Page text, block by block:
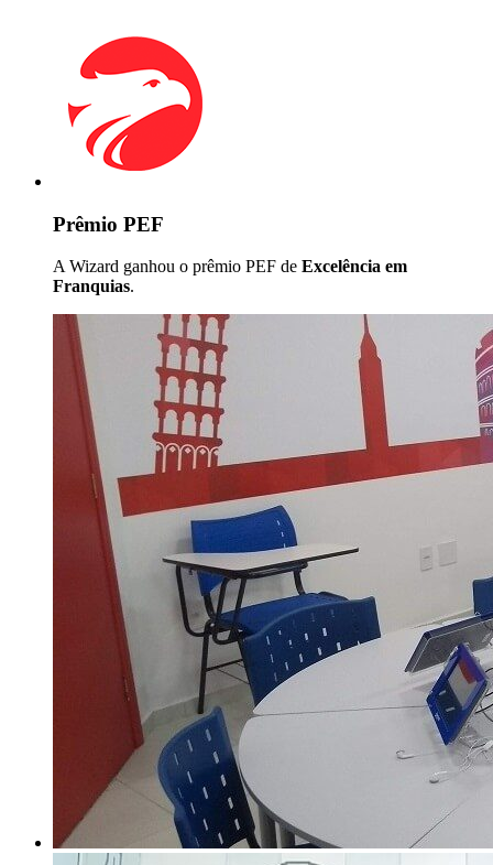
Prêmio PEF
A Wizard ganhou o prêmio PEF de Excelência em
Franquias.